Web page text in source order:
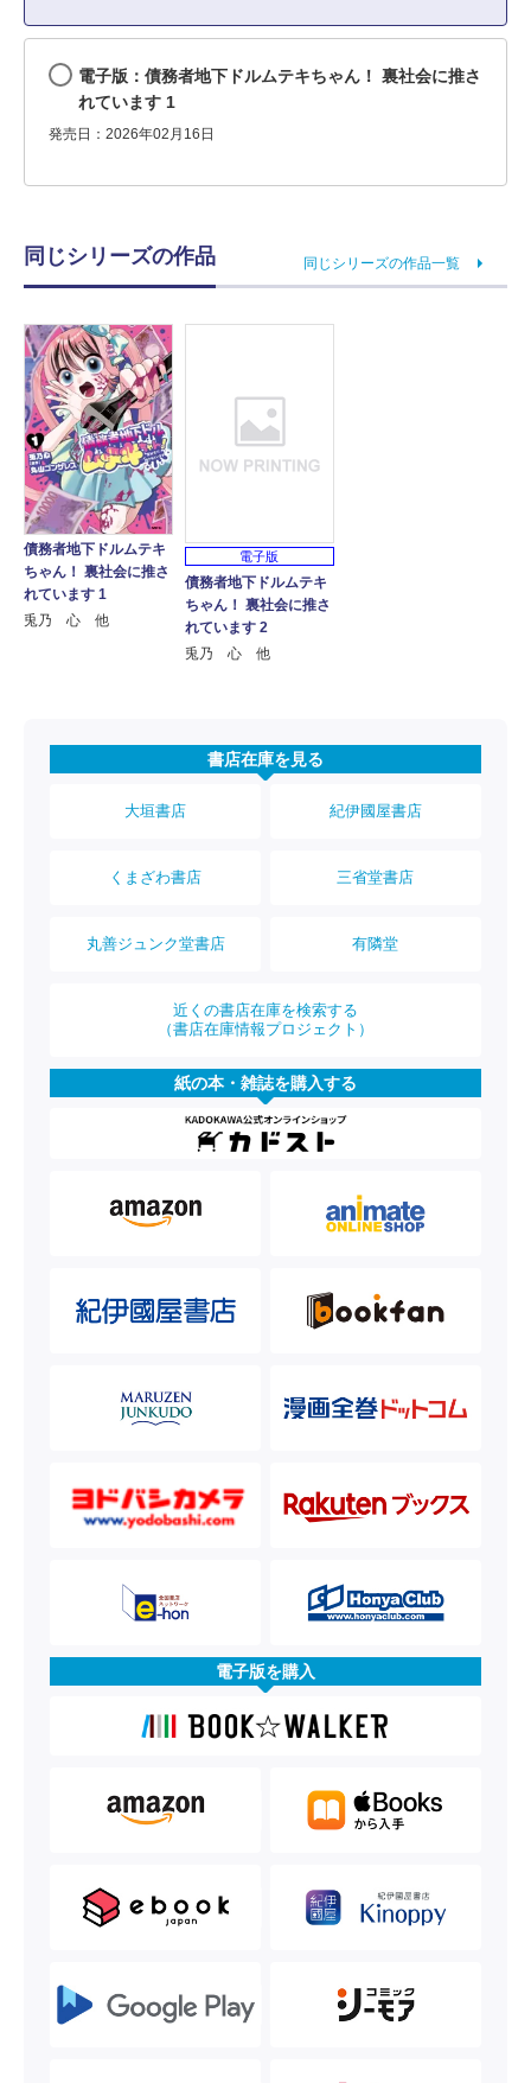
電子版：債務者地下ドルムテキちゃん！ 裏社会に推さ
れています 1
発売日：2026年02月16日
同じシリーズの作品 同じシリーズの作品一覧
債務者地下ドルムテキ
ちゃん！ 裏社会に推さ
れています 1
兎乃 心 他
電子版
債務者地下ドルムテキ
ちゃん！ 裏社会に推さ
れています 2
兎乃 心 他
書店在庫を見る
大垣書店 紀伊國屋書店
くまざわ書店 三省堂書店
丸善ジュンク堂書店 有隣堂
近くの書店在庫を検索する
（書店在庫情報プロジェクト）
紙の本・雑誌を購入する
電子版を購入